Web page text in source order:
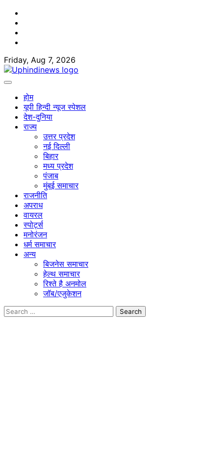
Skip
content
Friday, Aug 7, 2026
होम
यूपी हिन्दी न्यूज स्पेशल
देश-दुनिया
राज्य
उत्तर प्रदेश
नई दिल्ली
बिहार
मध्य प्रदेश
पंजाब
मुंबई समाचार
राजनीति
अपराध
वायरल
स्पोर्ट्स
मनोरंजन
धर्म समाचार
अन्य
बिजनेस समाचार
हेल्थ समाचार
रिश्ते है अनमोल
जॉब/एजुकेशन
Search